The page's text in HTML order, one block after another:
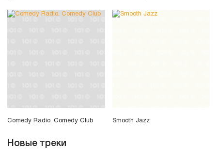
Comedy Radio. Comedy Club Smooth Jazz
Новые треки